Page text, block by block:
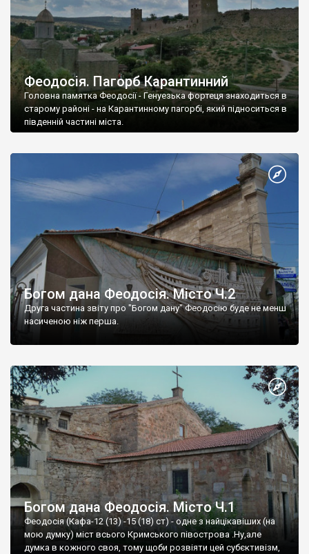
Феодосія. Пагорб Карантинний
Головна памятка Феодосії - Генуезька фортеця знаходиться в
старому районі - на Карантинному пагорбі, який підноситься в
південній частині міста.
Богом дана Феодосія. Місто Ч.2
Друга частина звіту про "Богом дану" Феодосію буде не менш
насиченою ніж перша.
Богом дана Феодосія. Місто Ч.1
Феодосія (Кафа-12 (13) -15 (18) ст) - одне з найцікавіших (на
мою думку) міст всього Кримського півострова .Ну,але
думка в кожного своя, тому щоби розвіяти цей субєктивізм,